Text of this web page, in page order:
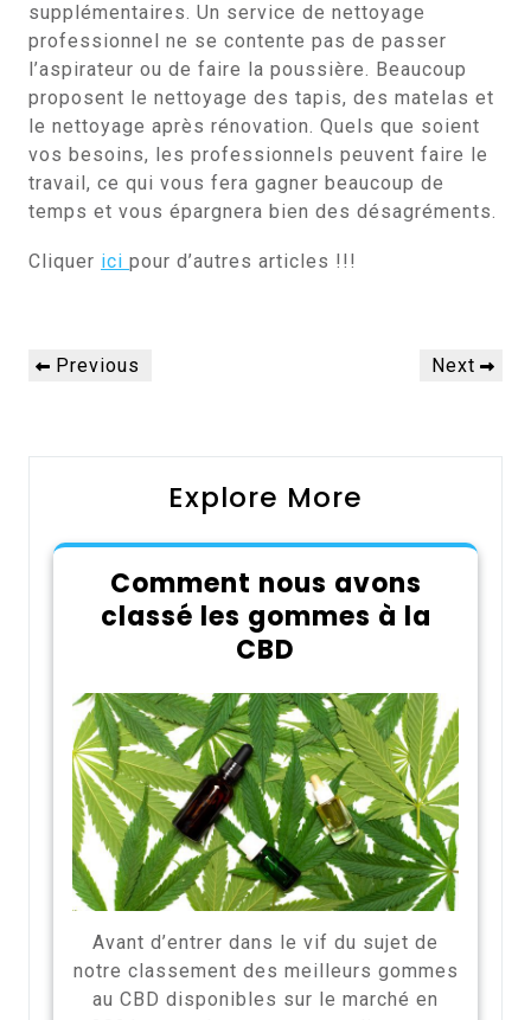
supplémentaires. Un service de nettoyage
professionnel ne se contente pas de passer
l’aspirateur ou de faire la poussière. Beaucoup
proposent le nettoyage des tapis, des matelas et
le nettoyage après rénovation. Quels que soient
vos besoins, les professionnels peuvent faire le
travail, ce qui vous fera gagner beaucoup de
temps et vous épargnera bien des désagréments.
Cliquer ici pour d’autres articles !!!
Navigation
dePrevious
Previous
Next
Next
Explore More
Comment nous avons
classé les gommes à la
CBD
Avant d’entrer dans le vif du sujet de
notre classement des meilleurs gommes
au CBD disponibles sur le marché en